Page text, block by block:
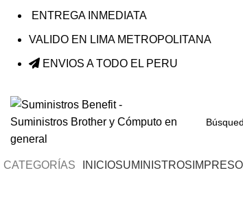
ENTREGA INMEDIATA
VALIDO EN LIMA METROPOLITANA
ENVIOS A TODO EL PERU
CATEGORÍAS INICIOSUMINISTROS